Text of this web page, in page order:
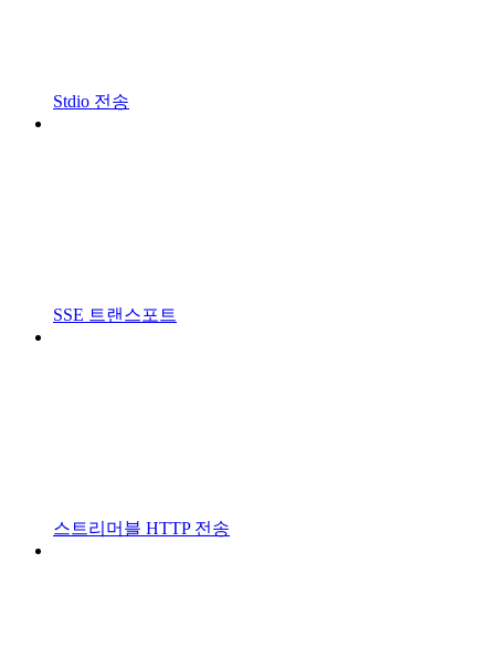
Stdio 전송
SSE 트랜스포트
스트리머블 HTTP 전송